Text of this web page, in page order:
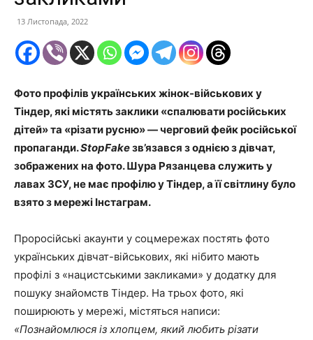
13 Листопада, 2022
Фото профілів українських жінок-військових у
Тіндер, які містять заклики «спалювати російських
дітей» та «різати русню» — черговий фейк російської
пропаганди.StopFakeзв’язався з однією з дівчат,
зображених на фото. Шура Рязанцева служить у
лавах ЗСУ, не має профілю у Тіндер, а її світлину було
взято з мережі Інстаграм.
Проросійські акаунти у соцмережах постять фото
українських дівчат-військових, які нібито мають
профілі з «нацистськими закликами» у додатку для
пошуку знайомств Тіндер. На трьох фото, які
поширюють у мережі, містяться написи:
«Познайомлюся із хлопцем, який любить різати